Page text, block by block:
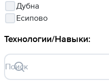
Дубна
Есипово
Технологии/Навыки:
Поиск